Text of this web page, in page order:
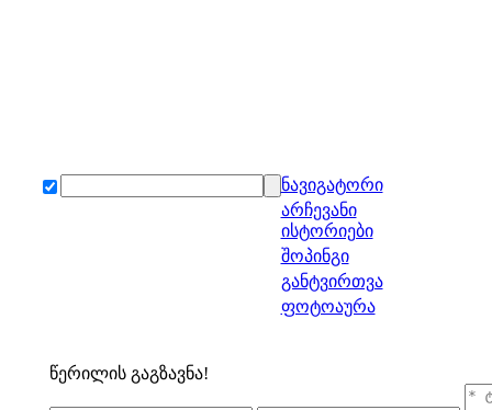
ნავიგატორი
არჩევანი
ისტორიები
შოპინგი
განტვირთვა
ფოტოაურა
წერილის გაგზავნა!